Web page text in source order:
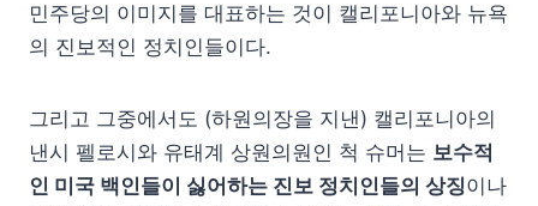
민주당의 이미지를 대표하는 것이 캘리포니아와 뉴욕
의 진보적인 정치인들이다.
그리고 그중에서도 (하원의장을 지낸) 캘리포니아의
낸시 펠로시와 유태계 상원의원인 척 슈머는 보수적
인 미국 백인들이 싫어하는 진보 정치인들의 상징이나